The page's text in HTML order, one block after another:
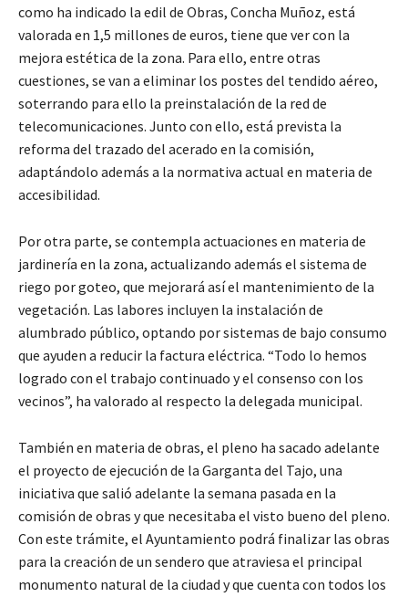
como ha indicado la edil de Obras, Concha Muñoz, está
valorada en 1,5 millones de euros, tiene que ver con la
mejora estética de la zona. Para ello, entre otras
cuestiones, se van a eliminar los postes del tendido aéreo,
soterrando para ello la preinstalación de la red de
telecomunicaciones. Junto con ello, está prevista la
reforma del trazado del acerado en la comisión,
adaptándolo además a la normativa actual en materia de
accesibilidad.
Por otra parte, se contempla actuaciones en materia de
jardinería en la zona, actualizando además el sistema de
riego por goteo, que mejorará así el mantenimiento de la
vegetación. Las labores incluyen la instalación de
alumbrado público, optando por sistemas de bajo consumo
que ayuden a reducir la factura eléctrica. “Todo lo hemos
logrado con el trabajo continuado y el consenso con los
vecinos”, ha valorado al respecto la delegada municipal.
También en materia de obras, el pleno ha sacado adelante
el proyecto de ejecución de la Garganta del Tajo, una
iniciativa que salió adelante la semana pasada en la
comisión de obras y que necesitaba el visto bueno del pleno.
Con este trámite, el Ayuntamiento podrá finalizar las obras
para la creación de un sendero que atraviesa el principal
monumento natural de la ciudad y que cuenta con todos los